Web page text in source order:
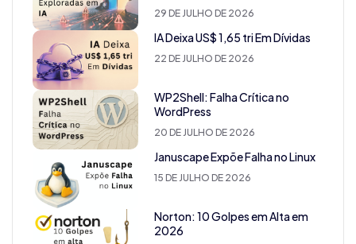
29 DE JULHO DE 2026
IA Deixa US$ 1,65 tri Em Dívidas
22 DE JULHO DE 2026
WP2Shell: Falha Crítica no
WordPress
20 DE JULHO DE 2026
Januscape Expõe Falha no Linux
15 DE JULHO DE 2026
Norton: 10 Golpes em Alta em
2026